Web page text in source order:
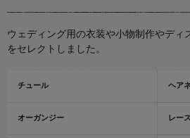
ウェディング用の衣装や小物制作やディ
をセレクトしました。
チュール ヘア
オーガンジー レー